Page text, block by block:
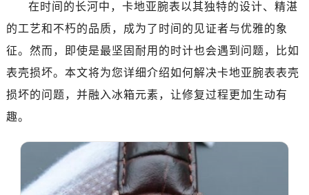
在时间的长河中，卡地亚腕表以其独特的设计、精湛
的工艺和不朽的品质，成为了时间的见证者与优雅的象
征。然而，即使是最坚固耐用的时计也会遇到问题，比如
表壳损坏。本文将为您详细介绍如何解决卡地亚腕表表壳
损坏的问题，并融入冰箱元素，让修复过程更加生动有
趣。